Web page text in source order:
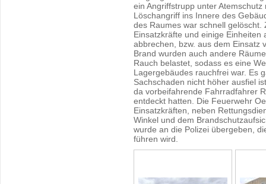
ein Angriffstrupp unter
Löschangriff ins Innere des
des Raumes war schnell
Einsatzkräfte und einige Einheiten
abbrechen, bzw. aus dem Einsatz
Brand wurden auch andere
Rauch belastet, sodass es eine
Lagergebäudes rauchfrei war. Es
Sachschaden nicht höher ausfiel
da vorbeifahrende Fahrradfahrer
entdeckt hatten. Die Feuerwehr
Einsatzkräften, neben
Winkel und dem
wurde an die Polizei übergeben,
führen wird.